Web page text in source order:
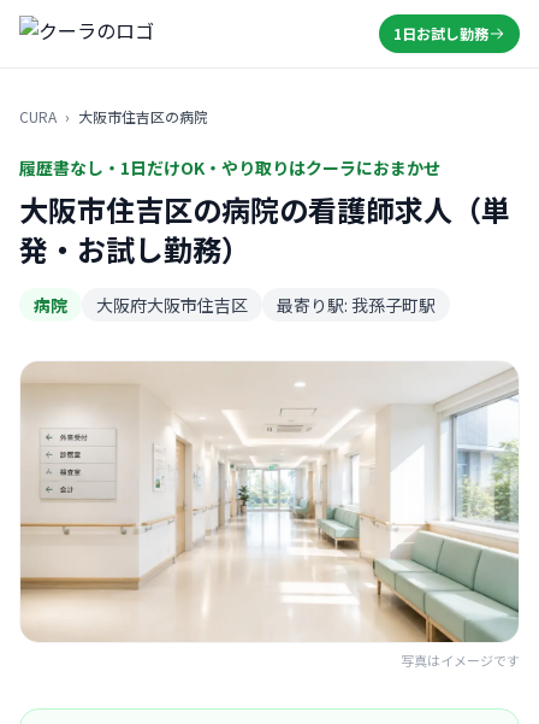
1日お試し勤務
CURA › 大阪市住吉区の病院
履歴書なし・1日だけOK・やり取りはクーラにおまかせ
大阪市住吉区の病院の看護師求人（単
発・お試し勤務）
病院 大阪府大阪市住吉区 最寄り駅: 我孫子町駅
写真はイメージです